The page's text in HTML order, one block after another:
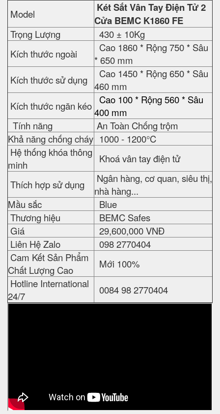
Model
Két Sắt Vân Tay Điện Tử 2
Cửa BEMC K1860 FE
Trọng Lượng
430 ± 10Kg
Kích thước ngoài
Cao 1860 * Rộng 750 * Sâu
* 650 mm
Kích thước sử dụng
Cao 1450 * Rộng 650 * Sâu
460 mm
Kích thước ngăn kéo
Cao 100 * Rộng 560 * Sâu
400 mm
Tính năng
An Toàn Chống trộm
Khả năng chống cháy 1000 - 1200°C
Hệ thống khóa thông
minh
Khoá vân tay điện tử
Thích hợp sử dụng
Ngân hàng, cơ quan, siêu thị,
nhà hàng...
Mầu sắc
Blue
Thương hiệu
BEMC Safes
Giá
29,600,000 VNĐ
Liên Hệ Zalo
098 2770404
Cam Kết Sản Phẩm
Chất Lượng Cao
Mới 100%
Hotline International
24/7
0084 98 2770404